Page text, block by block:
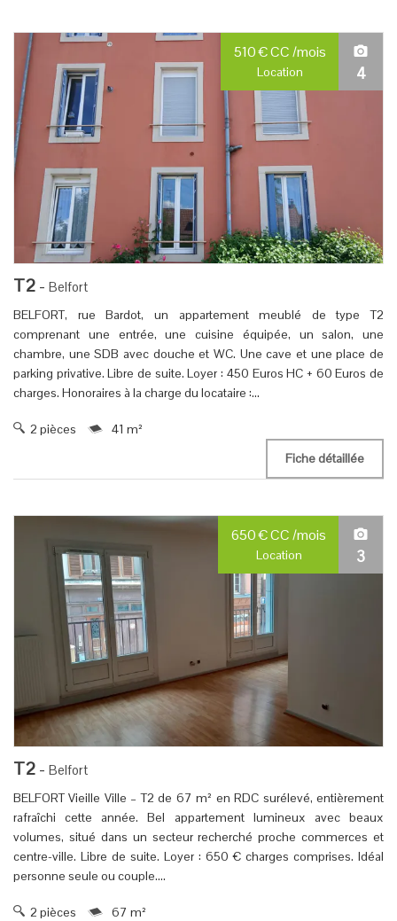
510€CC/mois
Location 4
T2- Belfort
BELFORT, rue Bardot, un appartement meublé de type T2
comprenant une entrée, une cuisine équipée, un salon, une
chambre, une SDB avec douche et WC. Une cave et une place de
parking privative. Libre de suite. Loyer : 450 Euros HC + 60 Euros de
charges. Honoraires à la charge du locataire :...
2 pièces
41 m²
Fiche détaillée
650€CC/mois
Location 3
T2- Belfort
BELFORT Vieille Ville – T2 de 67 m² en RDC surélevé, entièrement
rafraîchi cette année. Bel appartement lumineux avec beaux
volumes, situé dans un secteur recherché proche commerces et
centre-ville. Libre de suite. Loyer : 650 € charges comprises. Idéal
personne seule ou couple....
2 pièces
67 m²